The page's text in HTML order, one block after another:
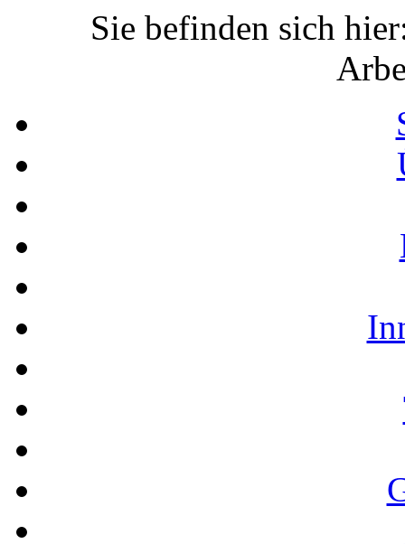
Sie befinden sich